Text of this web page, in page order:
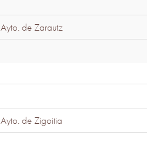
Ayto. de Zarautz
Ayto. de Zigoitia